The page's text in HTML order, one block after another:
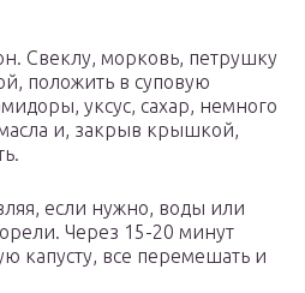
Свеклу, морковь, петрушку
положить в суповую
уксус, сахар, немного
и, закрыв крышкой,
если нужно, воды или
Через 15-20 минут
капусту, все перемешать и